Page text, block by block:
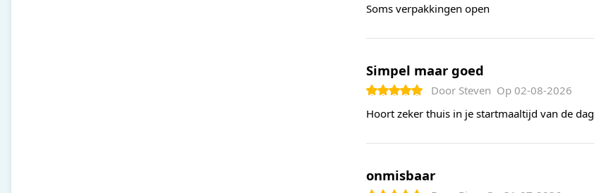
Soms verpakkingen open
Simpel maar goed
Door Steven Op 02-08-2026
Hoort zeker thuis in je startmaaltijd van de dag
onmisbaar